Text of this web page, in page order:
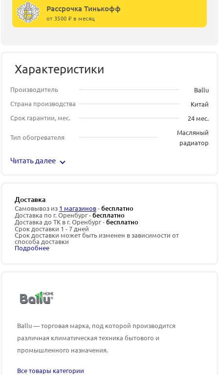
Рассрочка Тинькофф
от 3500 ₽ в месяц
Характеристики
Производитель
Ballu
Страна производства
Китай
Срок гарантии, мес.
24 мес.
Тип обогревателя
Масляный
радиатор
Читать далее
Доставка
Самовывоз из 1 магазинов-бесплатно
Доставка по г. Оренбург -бесплатно
Доставка до ТК в г. Оренбург -бесплатно
Срок доставки 1 - 7 дней
Срок доставки может быть изменен в зависимости от
способа доставки
Подробнее
Ballu — торговая марка, под которой производится
различная климатическая техника бытового и
промышленного назначения.
Все товары категории